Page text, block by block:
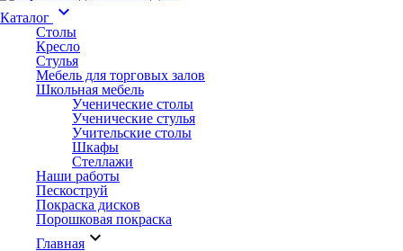
Каталог keyboard_arrow_down
Столы
Кресло
Стулья
Мебель для торговых залов
Школьная мебель
Ученические столы
Ученические стулья
Учительские столы
Шкафы
Стеллажи
Наши работы
Пескоструй
Покраска дисков
Порошковая покраска
Главная keyboard_arrow_down